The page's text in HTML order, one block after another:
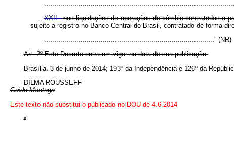
..............................................................................................
XXII -nas liquidações de operações de câmbio contratadas a
sujeito a registro no Banco Central do Brasil, contratado de forma
....................................................................................” (NR)
Art. 2º Este Decreto entra em vigor na data de sua publicação.
Brasília, 3 de junho de 2014; 193º da Independência e 126º da
DILMA ROUSSEFF
Guido Mantega
Este texto não substitui o publicado no DOU de 4.6.2014
*